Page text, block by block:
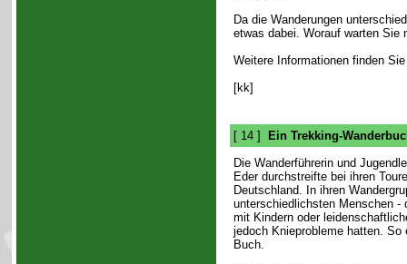
Da die Wanderungen
etwas dabei. Worauf warten Sie
Weitere Informationen finden
[kk]
[ 14 ]
Ein Trekking-
Die Wanderführerin und
Eder durchstreifte bei ihren
Deutschland. In ihren
unterschiedlichsten Menschen -
mit Kindern oder
jedoch Knieprobleme hatten.
Buch.